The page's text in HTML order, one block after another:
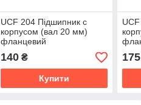
UCF 204 Підшипник c
корпусом (вал 20 мм)
фланцевий
140₴
Купити
175